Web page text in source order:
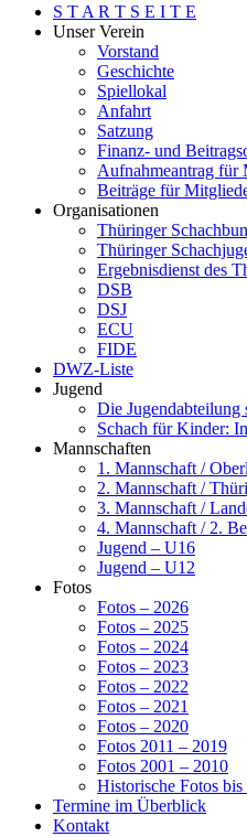
S T A R T S E I T E
Unser Verein
Vorstand
Geschichte
Spiellokal
Anfahrt
Satzung
Finanz- und
Aufnahmeantrag für
Beiträge für
Organisationen
Thüringer
Thüringer
Ergebnisdienst des
DSB
DSJ
ECU
FIDE
DWZ-Liste
Jugend
Die Jugendabteilung
Schach für Kinder:
Mannschaften
1. Mannschaft /
2. Mannschaft /
3. Mannschaft /
4. Mannschaft / 2.
Jugend – U16
Jugend – U12
Fotos
Fotos – 2026
Fotos – 2025
Fotos – 2024
Fotos – 2023
Fotos – 2022
Fotos – 2021
Fotos – 2020
Fotos 2011 – 2019
Fotos 2001 – 2010
Historische Fotos bis
Termine im Überblick
Kontakt